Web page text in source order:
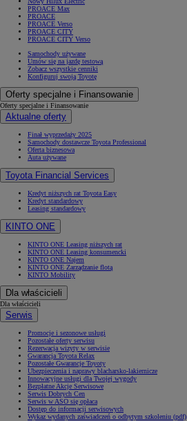
PROACE Max
PROACE
PROACE Verso
PROACE CITY
PROACE CITY Verso
Samochody używane
Umów się na jazdę testową
Zobacz wszystkie cenniki
Konfiguruj swoją Toyotę
Oferty specjalne i Finansowanie
Oferty specjalne i Finansowanie
Aktualne oferty
Finał wyprzedaży 2025
Samochody dostawcze Toyota Professional
Oferta biznesowa
Auta używane
Toyota Financial Services
Kredyt niższych rat Toyota Easy
Kredyt standardowy
Leasing standardowy
KINTO ONE
KINTO ONE Leasing niższych rat
KINTO ONE Leasing konsumencki
KINTO ONE Najem
KINTO ONE Zarządzanie flotą
KINTO Mobility
Dla właścicieli
Dla właścicieli
Serwis
Promocje i sezonowe usługi
Pozostałe oferty serwisu
Rezerwacja wizyty w serwisie
Gwarancja Toyota Relax
Pozostałe Gwarancje Toyoty
Ubezpieczenia i naprawy blacharsko-lakiernicze
Innowacyjne usługi dla Twojej wygody
Bezpłatne Akcje Serwisowe
Serwis Dobrych Cen
Serwis w ASO się opłaca
Dostęp do informacji serwisowych
Wykaz wydanych zaświadczeń o odbytym szkoleniu (pdf)